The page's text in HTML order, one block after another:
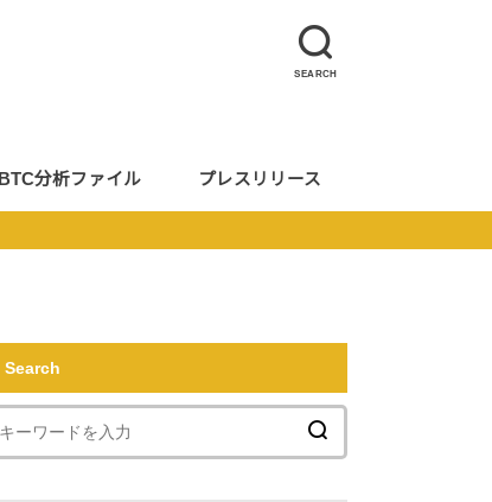
SEARCH
BTC分析ファイル プレスリリース
Search